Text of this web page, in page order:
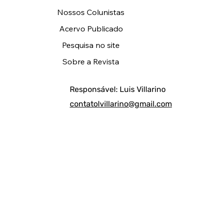
Responsável: Luis Villarino
contatolvillarino@gmail.com
Nossos Colunistas
Acervo Publicado
Pesquisa no site
Sobre a Revista